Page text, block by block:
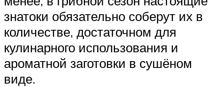
знатоки обязательно соберут их в
количестве, достаточном для
кулинарного использования и
ароматной заготовки в сушёном
виде.